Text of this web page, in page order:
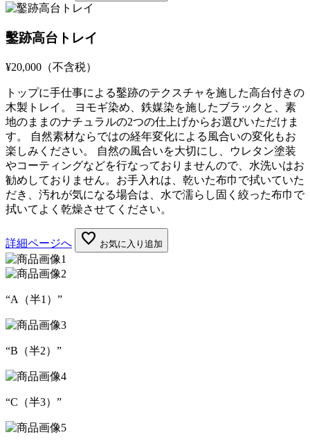
鑿跡高台トレイ
¥20,000 （不含税）
トップに手仕事による鑿跡のテクスチャを施した高台付きの
木製トレイ。 ヨモギ染め、鉄媒染を施したブラックと、素
地のままのナチュラルの2つの仕上げからお選びいただけま
す。 自然素材ならではの経年変化による風合いの変化もお
楽しみください。 自然の風合いを大切にし、ウレタン塗装
やコーティングなどを行なっておりませんので、水洗いはお
勧めしておりません。お手入れは、乾いた布巾で拭いていた
だき、汚れが気になる場合は、水で濡らし固く絞った布巾で
拭いてよく乾燥させてください。
詳細ページへ favorite お気に入り追加
“A（半1）”
“B（半2）”
“C（半3）”